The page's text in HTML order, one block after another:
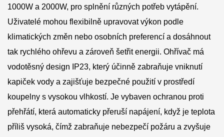
1000W a 2000W, pro splnění různých potřeb vytápění.
Uživatelé mohou flexibilně upravovat výkon podle
klimatických změn nebo osobních preferencí a dosáhnout
tak rychlého ohřevu a zároveň šetřit energii. Ohřívač má
vodotěsný design IP23, který účinně zabraňuje vniknutí
kapiček vody a zajišťuje bezpečné použití v prostředí
koupelny s vysokou vlhkostí. Je vybaven ochranou proti
přehřátí, která automaticky přeruší napájení, když je teplota
příliš vysoká, čímž zabraňuje nebezpečí požáru a zvyšuje